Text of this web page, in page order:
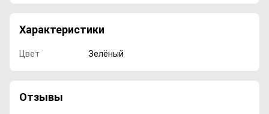
Характеристики
Цвет Зелёный
Отзывы